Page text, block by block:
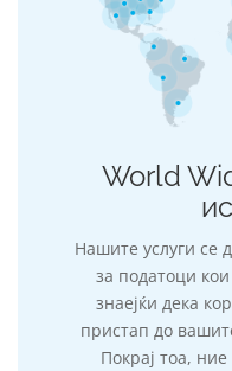
World
Нашите услуги се
за податоци
знаејќи дека
пристап до
Покрај тоа,